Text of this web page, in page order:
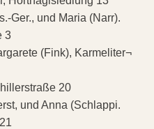
Ger., und Maria (Narr).
3
(Fink), Karmeliter¬
20
und Anna (Schlappi.